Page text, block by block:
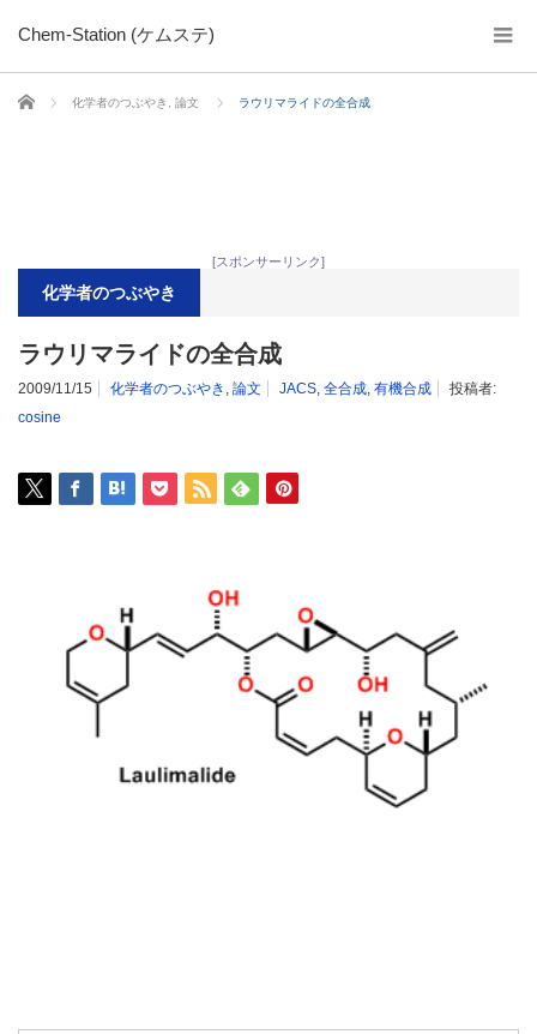
Chem-Station (ケムステ)
ホーム 化学者のつぶやき 論文 ラウリマライドの全合成
[スポンサーリンク]
化学者のつぶやき
ラウリマライドの全合成
2009/11/15 化学者のつぶやき , 論文 JACS, 全合成, 有機合成
投稿者:
cosine